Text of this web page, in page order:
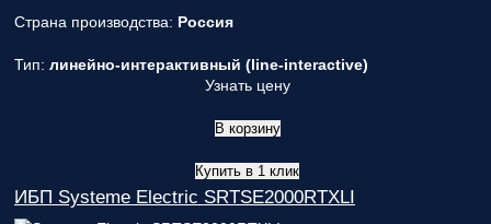
Страна производства: Россия
Тип: линейно-интерактивный (line-interactive)
Узнать цену
В корзину
Купить в 1 клик
ИБП Systeme Electric SRTSE2000RTXLI